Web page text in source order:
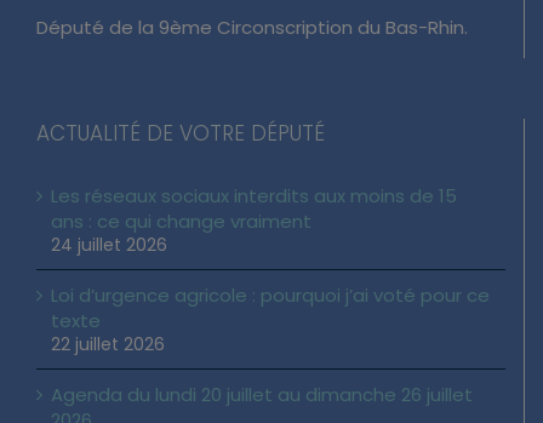
Député de la 9ème Circonscription du Bas-Rhin.
ACTUALITÉ DE VOTRE DÉPUTÉ
Les réseaux sociaux interdits aux moins de 15
ans : ce qui change vraiment
24 juillet 2026
Loi d’urgence agricole : pourquoi j’ai voté pour ce
texte
22 juillet 2026
Agenda du lundi 20 juillet au dimanche 26 juillet